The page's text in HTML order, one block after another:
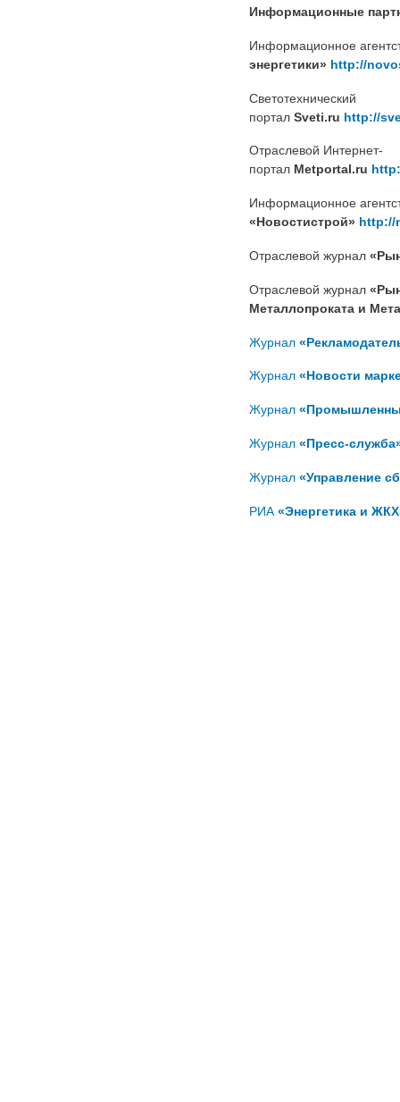
Информационные
Информационное
энергетики» http://
Светотехнический
портал Sveti.ru http://
Отраслевой Интернет-
портал Metportal.ru
Информационное
«Новостистрой» http://
Отраслевой журнал
Отраслевой журнал
Металлопроката и
Журнал
Журнал «Новости
Журнал
Журнал «Пресс-
Журнал «Управление
РИА «Энергетика и